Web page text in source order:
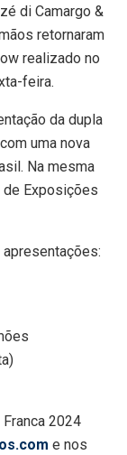
di Camargo &
retornaram
realizado no
feira.
da dupla
uma nova
Na mesma
de Exposições
2024
e nos